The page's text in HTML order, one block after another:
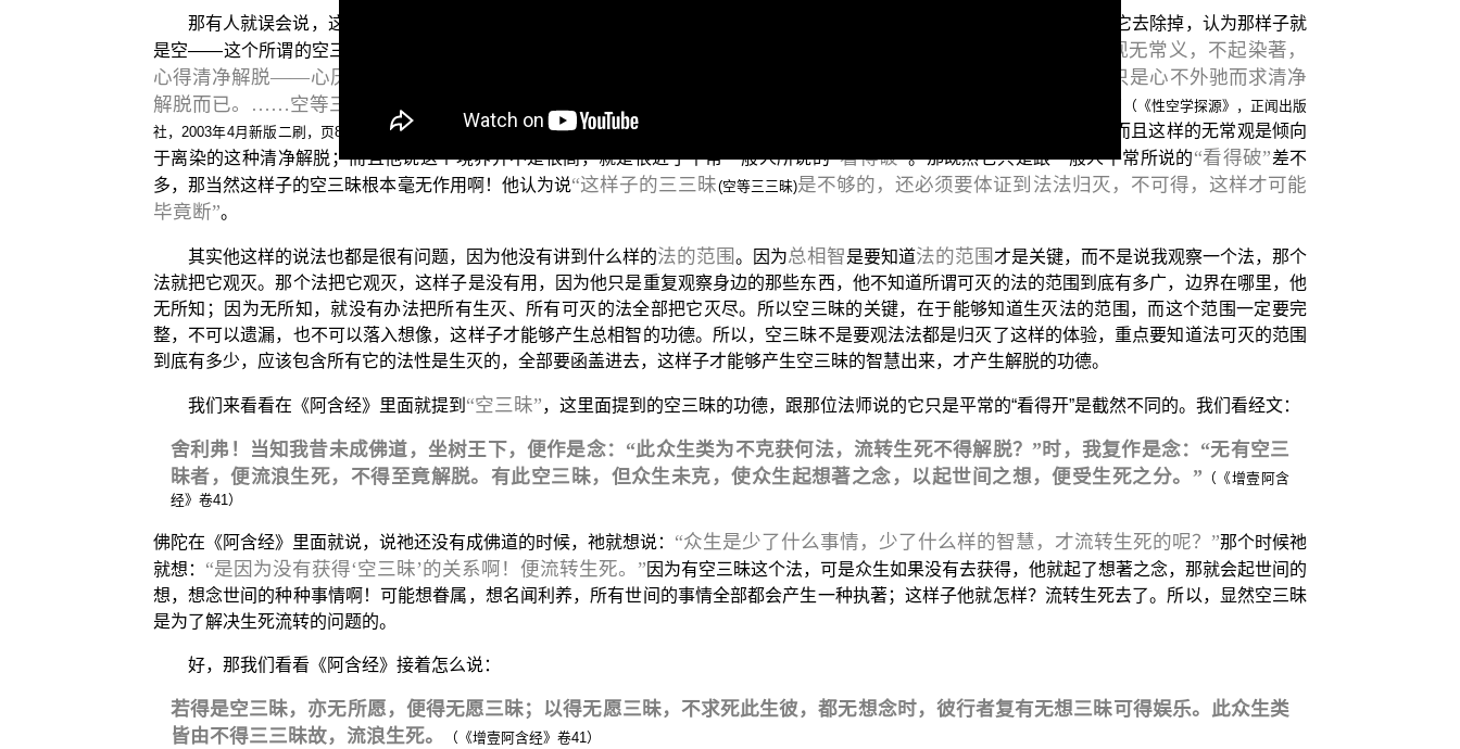
那有人就误会说，这个空三昧就是在我们的行住衣食之间去体验无我、无我所，然后体验那个贪婪要如何用空义的道理把它去除掉，认为那样子就
是空——这个所谓的空三昧。其实不然，我们来看看这位法师他就有对于这个空三昧的一种见解，我们来看：
“空三昧是由观无常义，不起染著，
心得清净解脱——心厌有漏杂染，而倾向于离染的清净解脱。这空定的境界并不很高，近于平常所谓‘看得破’，只是心不外驰而求清净
解脱而已。……空等三三昧是不够的，必须要体证到法法归灭，不可得，才能我慢毕竟断，得真正的知见清净。”
（《性空学探源》，正闻出版
社，2003年4月新版二刷，页84〜85。）也就是说，这位法师认为在行住衣食之间去观察那个空三昧，他所获得的只是一种无常观，而且这样的无常观是倾向
于离染的这种清净解脱；而且他说这个境界并不是很高，就是很近于平常一般人所说的“看得破”。那既然它只是跟一般人平常所说的“看得破”差不
多，那当然这样子的空三昧根本毫无作用啊！他认为说“这样子的三三昧(空等三三昧)是不够的，还必须要体证到法法归灭，不可得，这样才可能
毕竟断”。
其实他这样的说法也都是很有问题，因为他没有讲到什么样的法的范围 。因为总相智是要知道法的范围才是关键，而不是说我观察一个法，那个
法就把它观灭。那个法把它观灭，这样子是没有用，因为他只是重复观察身边的那些东西，他不知道所谓可灭的法的范围到底有多广，边界在哪里，他
无所知；因为无所知，就没有办法把所有生灭、所有可灭的法全部把它灭尽。所以空三昧的关键，在于能够知道生灭法的范围，而这个范围一定要完
整，不可以遗漏，也不可以落入想像，这样子才能够产生总相智的功德。所以，空三昧不是要观法法都是归灭了这样的体验，重点要知道法可灭的范围
到底有多少，应该包含所有它的法性是生灭的，全部要函盖进去，这样子才能够产生空三昧的智慧出来，才产生解脱的功德。
我们来看看在《阿含经》里面就提到 “空三昧”，这里面提到的空三昧的功德，跟那位法师说的它只是平常的“看得开”是截然不同的。我们看经文：
舍利弗！当知我昔未成佛道，坐树王下，便作是念：“此众生类为不克获何法，流转生死不得解脱？”时，我复作是念：“无有空三
昧者，便流浪生死，不得至竟解脱。有此空三昧，但众生未克，使众生起想著之念，以起世间之想，便受生死之分。” （《增壹阿含
经》卷41）
佛陀在《阿含经》里面就说，说祂还没有成佛道的时候，祂就想说： “众生是少了什么事情，少了什么样的智慧，才流转生死的呢？”那个时候祂
就想： “是因为没有获得‘空三昧’的关系啊！便流转生死。” 因为有空三昧这个法，可是众生如果没有去获得，他就起了想著之念，那就会起世间的
想，想念世间的种种事情啊！可能想眷属，想名闻利养，所有世间的事情全部都会产生一种执著；这样子他就怎样？流转生死去了。所以，显然空三昧
是为了解决生死流转的问题的。
好，那我们看看《阿含经》接着怎么说：
若得是空三昧，亦无所愿，便得无愿三昧；以得无愿三昧，不求死此生彼，都无想念时，彼行者复有无想三昧可得娱乐。此众生类
皆由不得三三昧故，流浪生死。
（《增壹阿含经》卷41）